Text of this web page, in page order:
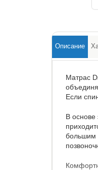
Описание
Матрас
Если
В основе
большим